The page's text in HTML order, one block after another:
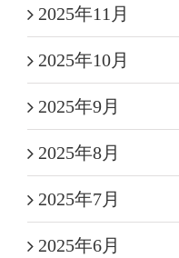
2025年11月
2025年10月
2025年9月
2025年8月
2025年7月
2025年6月